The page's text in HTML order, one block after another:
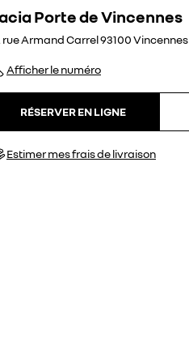
Porte de Vincennes
rue Armand Carrel93100Vincennes
Afficher le numéro
RÉSERVER EN LIGNE
Estimer mes frais de livraison